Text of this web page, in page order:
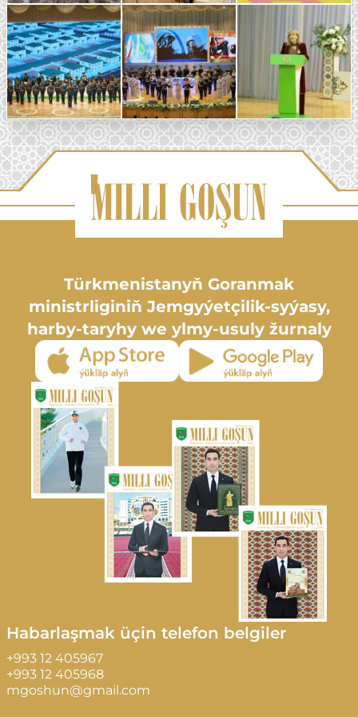
Habarlaşmak üçin telefon belgiler
+993 12 405967
+993 12 405968
mgoshun@gmail.com
Türkmenistanyň Goranmak
ministrliginiň Jemgyýetçilik-syýasy,
harby-taryhy we ylmy-usuly žurnaly